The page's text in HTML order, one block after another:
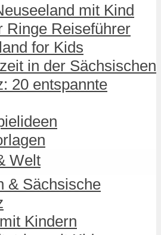
mit Kind
Ringe Reiseführer
for Kids
in der Sächsischen
20 entspannte
Welt
& Sächsische
Kindern